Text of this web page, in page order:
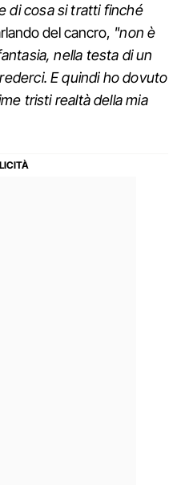
di cosa si tratti finché
del cancro, "non è
nella testa di un
E quindi ho dovuto
tristi realtà della mia